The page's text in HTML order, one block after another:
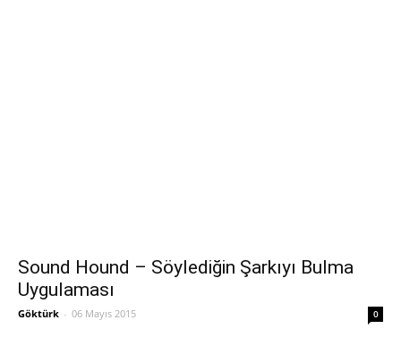
Sound Hound – Söylediğin Şarkıyı Bulma
Uygulaması
Göktürk - 06 Mayıs 2015 0